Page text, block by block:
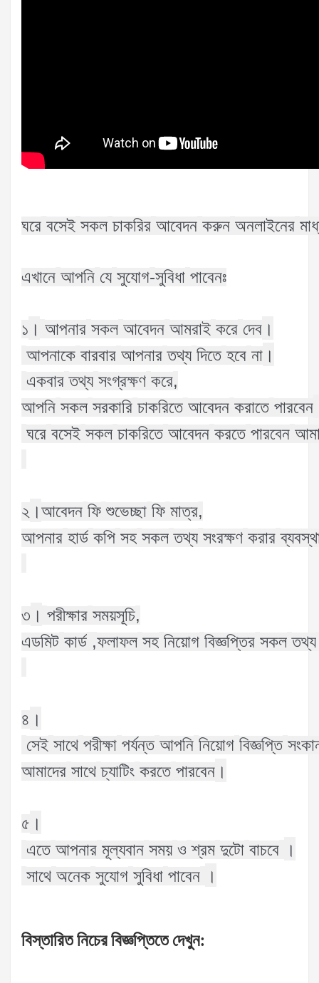
ঘরে বসেই সকল চাকরির আবেদন করুন অনলাইনের
এখানে আপনি যে সুযোগ-সুবিধা পাবেনঃ
১ । আপনার সকল আবেদন আমরাই করে দেব ।
আপনাকে বারবার আপনার তথ্য দিতে হবে না ।
একবার তথ্য সংগ্রক্ষণ করে,
আপনি সকল সরকারি চাকরিতে আবেদন করাতে পারবেন
ঘরে বসেই সকল চাকরিতে আবেদন করতে পারবেন
২ ।আবেদন ফি শুভেচ্ছা ফি মাত্র,
আপনার হার্ড কপি সহ সকল তথ্য সংরক্ষণ করার
৩ । পরীক্ষার সময়সূচি,
এডমিট কার্ড ,ফলাফল সহ নিয়োগ বিজ্ঞপ্তির সকল তথ্য
৪ ।
সেই সাথে পরীক্ষা পর্যন্ত আপনি নিয়োগ বিজ্ঞপ্তি
আমাদের সাথে চ্যাটিং করতে পারবেন ।
৫ ।
এতে আপনার মূল্যবান সময় ও শ্রম দুটো বাচবে ।
সাথে অনেক সুযোগ সুবিধা পাবেন ।
বিস্তারিতনিচেরবিজ্ঞপ্তিতে দেখুন: